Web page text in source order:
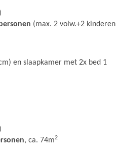
(max. 2 volw.+2 kinderen
en slaapkamer met 2x bed 1
, ca. 74m2